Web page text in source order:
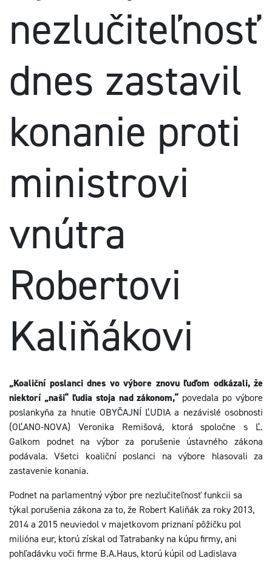
nezlučiteľnosť
dnes zastavil
konanie proti
ministrovi
vnútra
Robertovi
Kaliňákovi
„Koaliční poslanci dnes vo výbore znovu ľuďom odkázali, že
niektorí „naši“ ľudia stoja nad zákonom,“ povedala po výbore
poslankyňa za hnutie OBYČAJNÍ ĽUDIA a nezávislé osobnosti
(OĽANO-NOVA) Veronika Remišová, ktorá spoločne s Ľ.
Galkom podnet na výbor za porušenie ústavného zákona
podávala. Všetci koaliční poslanci na výbore hlasovali za
zastavenie konania.
Podnet na parlamentný výbor pre nezlučiteľnosť funkcii sa
týkal porušenia zákona za to, že Robert Kaliňák za roky 2013,
2014 a 2015 neuviedol v majetkovom priznaní pôžičku pol
milióna eur, ktorú získal od Tatrabanky na kúpu firmy, ani
pohľadávku voči firme B.A.Haus, ktorú kúpil od Ladislava